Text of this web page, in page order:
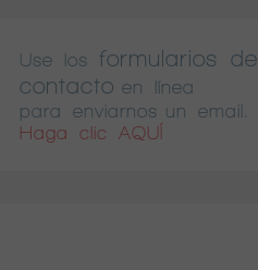
Use los
formularios de
contacto en línea
para enviarnos un email.
Haga clic AQUÍ